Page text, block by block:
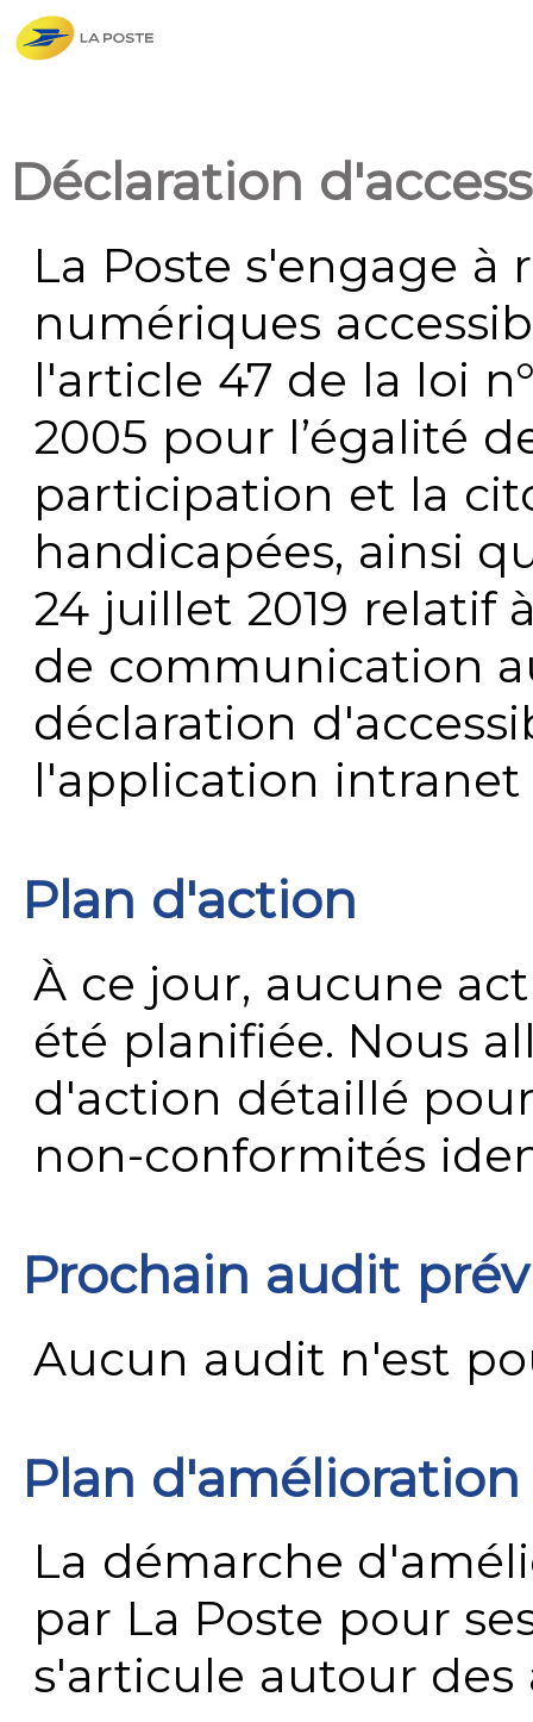
Déclaration
La Poste s'engage à
numériques
l'article 47 de la loi
2005 pour l’égalité
participation et la
handicapées, ainsi
24 juillet 2019 relatif
de communication
déclaration
l'application
Plan d'action
À ce jour, aucune
été planifiée. Nous
d'action détaillé
non-conformités
Prochain audit
Aucun audit n'est
Plan
La démarche
par La Poste pour
s'articule autour des